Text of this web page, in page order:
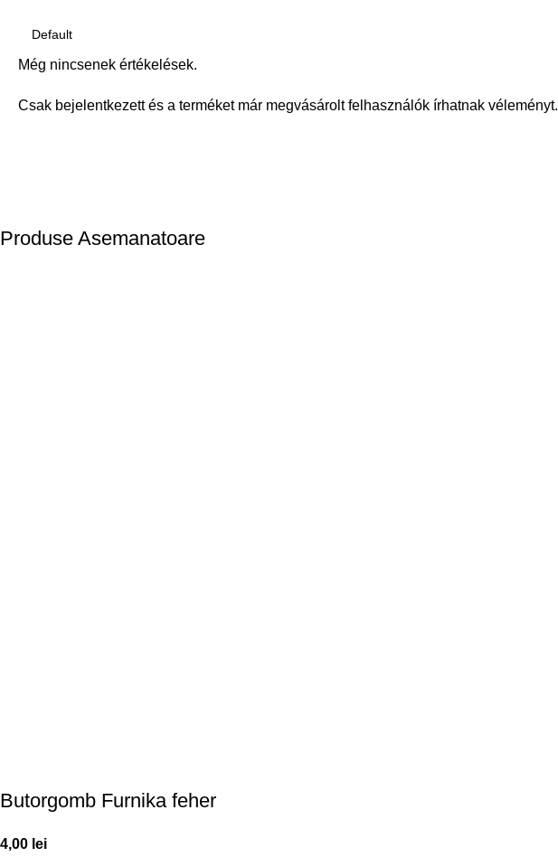
Még nincsenek értékelések.
Csak bejelentkezett és a terméket már megvásárolt felhasználók írhatnak véleményt.
Produse Asemanatoare
Butorgomb Furnika feher
4,00 lei